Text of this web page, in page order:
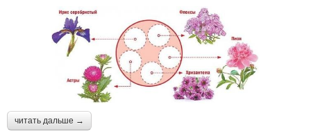
читать дальше →